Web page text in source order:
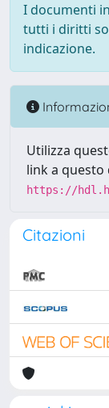
I documenti
tutti i diritti
indicazione.
Utilizza
link a
https://
Citazioni